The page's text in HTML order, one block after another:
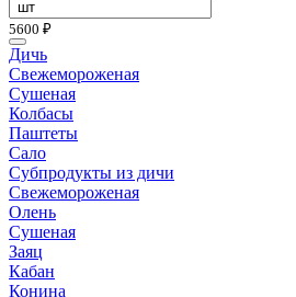
5600 ₽
Дичь
Свежемороженая
Сушеная
Колбасы
Паштеты
Сало
Субпродукты из дичи
Свежемороженая
Олень
Сушеная
Заяц
Кабан
Конина